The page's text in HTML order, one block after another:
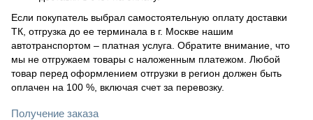
Если покупатель выбрал самостоятельную оплату доставки
ТК, отгрузка до ее терминала в г. Москве нашим
автотранспортом – платная услуга. Обратите внимание, что
мы не отгружаем товары с наложенным платежом. Любой
товар перед оформлением отгрузки в регион должен быть
оплачен на 100 %, включая счет за перевозку.
Получение заказа